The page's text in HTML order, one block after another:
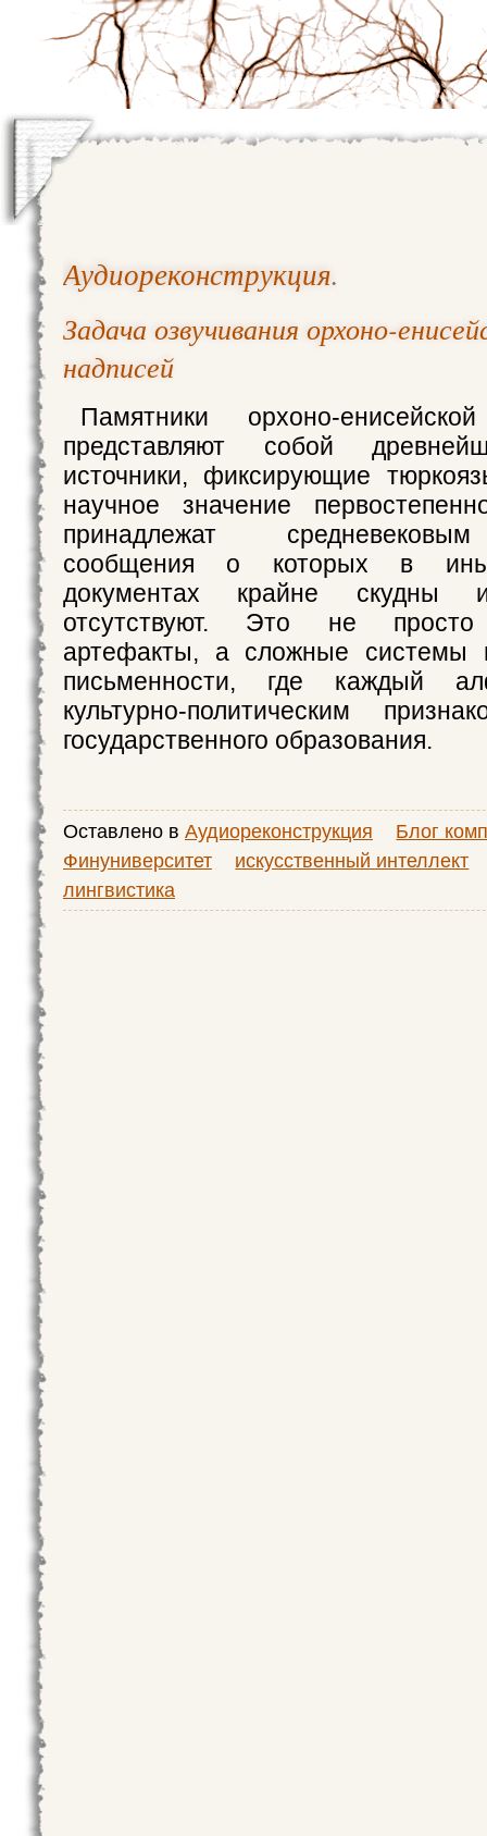
Аудиореконструкция.
Задача озвучивания орхоно-
надписей
Памятники орхоно-
представляют собой
источники, фиксирующие
научное значение
принадлежат
сообщения о которых в
документах крайне скудны
отсутствуют. Это не просто
артефакты, а сложные системы
письменности, где каждый
культурно-политическим
государственного образования.
Оставлено в Аудиореконструкция
Блог
Финуниверситет
искусственный интеллект
лингвистика